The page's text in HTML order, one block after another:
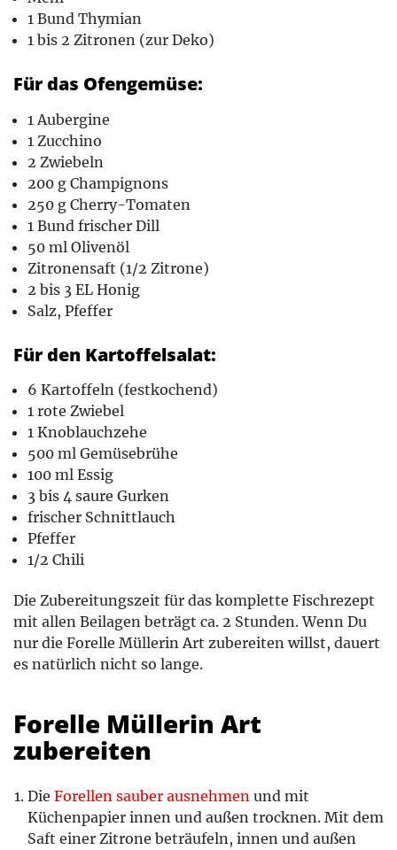
1 Bund Thymian
1 bis 2 Zitronen (zur Deko)
Für das Ofengemüse:
1 Aubergine
1 Zucchino
2 Zwiebeln
200 g Champignons
250 g Cherry-Tomaten
1 Bund frischer Dill
50 ml Olivenöl
Zitronensaft (1/2 Zitrone)
2 bis 3 EL Honig
Salz, Pfeffer
Für den Kartoffelsalat:
6 Kartoffeln (festkochend)
1 rote Zwiebel
1 Knoblauchzehe
500 ml Gemüsebrühe
100 ml Essig
3 bis 4 saure Gurken
frischer Schnittlauch
Pfeffer
1/2 Chili
Die Zubereitungszeit für das komplette Fischrezept
mit allen Beilagen beträgt ca. 2 Stunden. Wenn Du
nur die Forelle Müllerin Art zubereiten willst, dauert
es natürlich nicht so lange.
Forelle Müllerin Art
zubereiten
Die Forellen sauber ausnehmen und mit
Küchenpapier innen und außen trocknen. Mit dem
Saft einer Zitrone beträufeln, innen und außen